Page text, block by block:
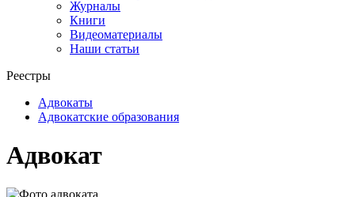
Журналы
Книги
Видеоматериалы
Наши статьи
Реестры
Адвокаты
Адвокатские образования
Адвокат